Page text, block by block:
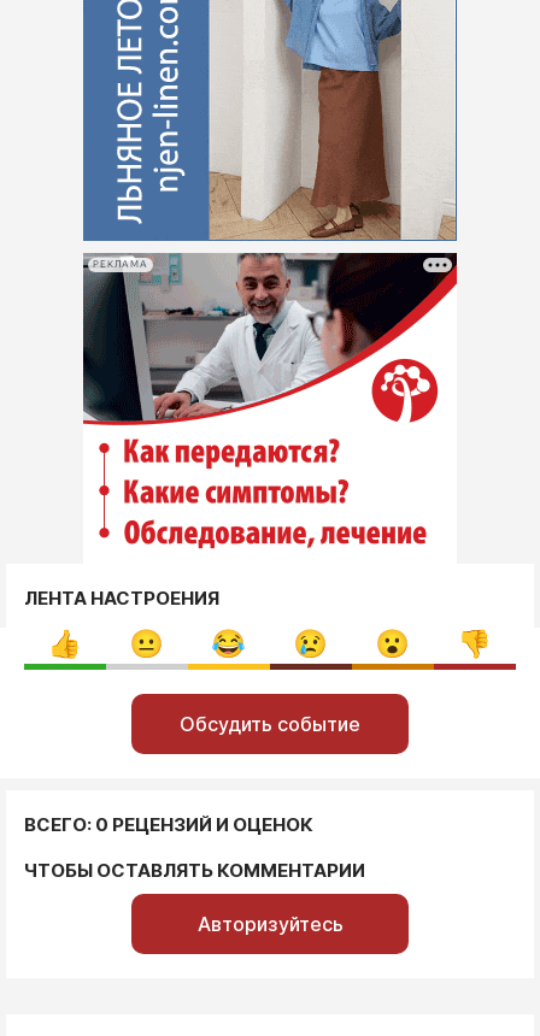
РЕКЛАМА
ЛЕНТА НАСТРОЕНИЯ
Обсудить событие
ВСЕГО: 0 РЕЦЕНЗИЙ И ОЦЕНОК
ЧТОБЫ ОСТАВЛЯТЬ КОММЕНТАРИИ
Авторизуйтесь